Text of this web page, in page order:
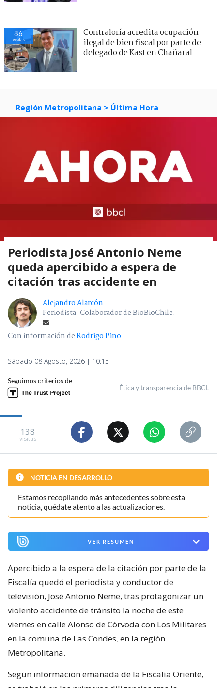
86
visitas
Contraloría acredita ocupación
ilegal de bien fiscal por parte de
delegado de Kast en Chañaral
Región Metropolitana > Última Hora
Periodista José Antonio Neme
queda apercibido a espera de
citación tras accidente en
Alejandro Alarcón
Periodista. Colaborador de BioBioChile.
Con información deRodrigo Pino
Sábado 08 Agosto, 2026 | 10:15
Seguimos criterios de
Ética y transparencia de BBCL
138
visitas
NOTICIA EN DESARROLLO
Estamos recopilando más antecedentes sobre esta
noticia, quédate atento a las actualizaciones.
VER RESUMEN
Apercibido a la espera de la citación por parte de la
Fiscalía quedó el periodista y conductor de
televisión, José Antonio Neme, tras protagonizar un
violento accidente de tránsito la noche de este
viernes en calle Alonso de Córvoda con Los Militares
en la comuna de Las Condes, en la región
Metropolitana.
Según información emanada de la Fiscalía Oriente,